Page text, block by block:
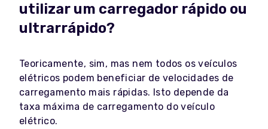
utilizar um carregador rápido ou
ultrarrápido?
Teoricamente, sim, mas nem todos os veículos
elétricos podem beneficiar de velocidades de
carregamento mais rápidas. Isto depende da
taxa máxima de carregamento do veículo
elétrico.